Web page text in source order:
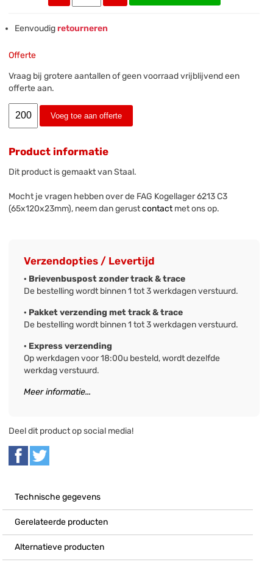
Eenvoudigretourneren
Offerte
Vraag bij grotere aantallen of geen voorraad vrijblijvend een
offerte aan.
Voeg toe aan offerte
Product informatie
Dit product is gemaakt van Staal.
Mocht je vragen hebben over de FAG Kogellager 6213 C3
(65x120x23mm), neem dan gerustcontactmet ons op.
Verzendopties / Levertijd
· Brievenbuspost zonder track & trace
De bestelling wordt binnen 1 tot 3 werkdagen verstuurd.
· Pakket verzending met track & trace
De bestelling wordt binnen 1 tot 3 werkdagen verstuurd.
· Express verzending
Op werkdagen voor 18:00u besteld, wordt dezelfde
werkdag verstuurd.
Meer informatie...
Deel dit product op social media!
Technische gegevens
Gerelateerde producten
Alternatieve producten